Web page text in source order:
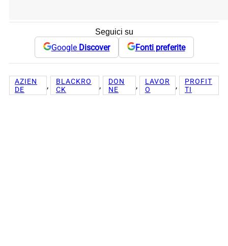
Seguici su
Google Discover Fonti preferite
AZIEN
DE
,
BLACKRO
CK
,
DON
NE
,
LAVOR
O
,
PROFIT
TI